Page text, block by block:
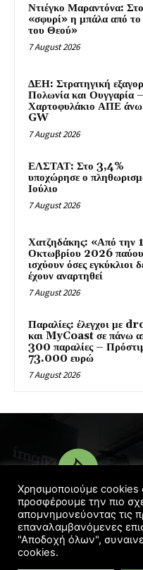
Ντιέγκο Μαραντόνα: Στο
«σφυρί» η μπάλα από
του Θεού»
7 August 2026
ΔΕΗ: Στρατηγική
Πολωνία και Ουγγαρία –
Χαρτοφυλάκιο ΑΠΕ
GW
7 August 2026
ΕΛΣΤΑΤ: Στο 3,4%
υποχώρησε ο
Ιούλιο
7 August 2026
Χατζηδάκης: «Από την
Οκτωβρίου 2026
ισχύουν όσες εγκύκλιοι
έχουν αναρτηθεί
7 August 2026
Παραλίες: έλεγχοι με
και MyCoast σε πάνω
300 παραλίες –
73.000 ευρώ
7 August 2026
© Copyright 2016 -
Χρησιμοποιούμε cookies
προσφέρουμε την πιο
απομνημονεύοντας τις
επαναλαμβανόμενες
"Αποδοχή όλων",
cookies.